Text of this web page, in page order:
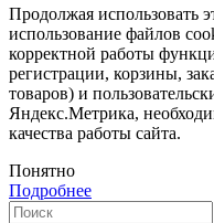
Продолжая использовать
использование файлов
корректной работы
регистрации, корзины,
товаров) и
Яндекс.Метрика,
качества работы сайта.
Понятно
Подробнее